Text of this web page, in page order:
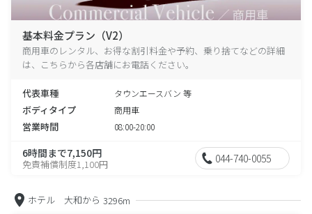
基本料金プラン（V2）
商用車のレンタル、お得な割引料金や予約、乗り捨てなどの詳細
は、こちらから各店舗にお電話ください。
代表車種 タウンエースバン 等
ボディタイプ 商用車
営業時間 08:00-20:00
6時間まで7,150円
免責補償制度1,100円 044-740-0055
ホテル 大和から 3296m